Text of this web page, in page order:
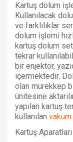
Kartuş dolum
Kullanılacak
ve farklılıklar
dolum işlemi
kartuş dolum
tekrar
bir enjektör,
içermektedir.
olan mürekkep
ünitesine
yapılan kartuş
kullanılan vakum
Kartuş